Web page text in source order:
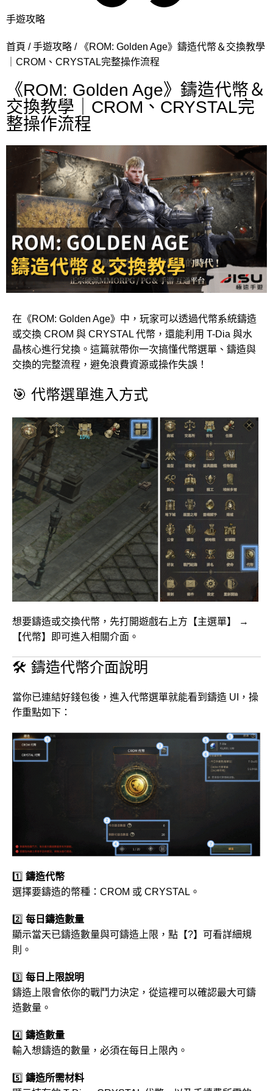
手遊攻略
首頁 手遊攻略
《ROM: Golden Age》鑄造代幣＆交換教學
｜CROM、CRYSTAL完整操作流程
《ROM: Golden Age》鑄造代幣＆
交換教學｜CROM、CRYSTAL完
整操作流程
在《ROM: Golden Age》中，玩家可以透過代幣系統鑄造
或交換 CROM 與 CRYSTAL 代幣，還能利用 T-Dia 與水
晶核心進行兌換。這篇就帶你一次搞懂代幣選單、鑄造與
交換的完整流程，避免浪費資源或操作失誤！
🎯 代幣選單進入方式
想要鑄造或交換代幣，先打開遊戲右上方【主選單】 →
【代幣】即可進入相關介面。
🛠 鑄造代幣介面說明
當你已連結好錢包後，進入代幣選單就能看到鑄造 UI，操
作重點如下：
1️⃣ 鑄造代幣
選擇要鑄造的幣種：CROM 或 CRYSTAL。
2️⃣ 每日鑄造數量
顯示當天已鑄造數量與可鑄造上限，點【?】可看詳細規
則。
3️⃣ 每日上限說明
鑄造上限會依你的戰鬥力決定，從這裡可以確認最大可鑄
造數量。
4️⃣ 鑄造數量
輸入想鑄造的數量，必須在每日上限內。
5️⃣ 鑄造所需材料